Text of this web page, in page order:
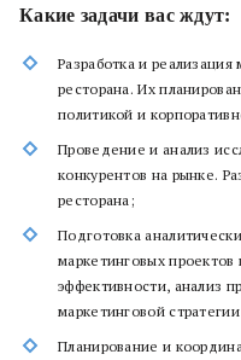
Какие задачи вас ждут:
Разработка и реализация
ресторана. Их
политикой и
Проведение и анализ
конкурентов на рынке.
ресторана;
Подготовка
маркетинговых
эффективности, анализ
маркетинговой
Планирование и